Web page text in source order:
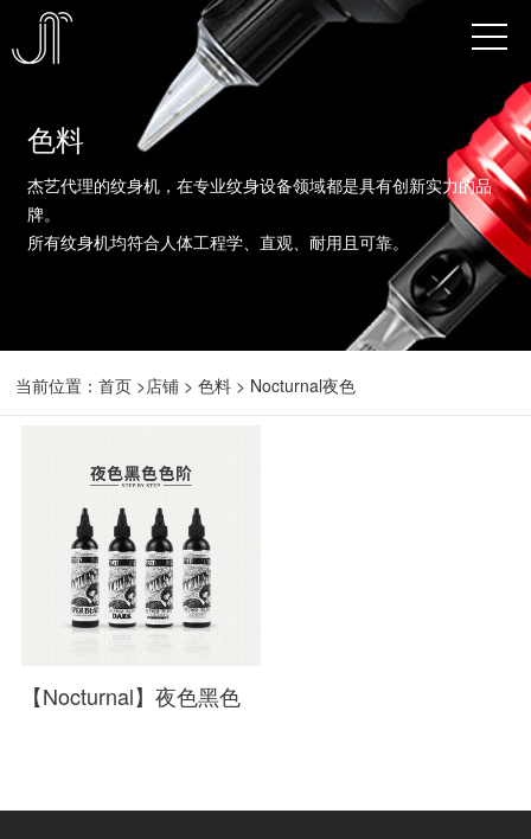
色料
杰艺代理的纹身机，在专业纹身设备领域都是具有创新实力的品
牌。
所有纹身机均符合人体工程学、直观、耐用且可靠。
当前位置：首页 >店铺 > 色料 > Nocturnal夜色
【Nocturnal】夜色黑色